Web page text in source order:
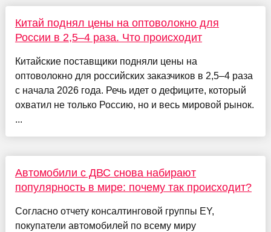
Китай поднял цены на оптоволокно для
России в 2,5–4 раза. Что происходит
Китайские поставщики подняли цены на
оптоволокно для российских заказчиков в 2,5–4 раза
с начала 2026 года. Речь идет о дефиците, который
охватил не только Россию, но и весь мировой рынок.
...
Автомобили с ДВС снова набирают
популярность в мире: почему так происходит?
Согласно отчету консалтинговой группы EY,
покупатели автомобилей по всему миру